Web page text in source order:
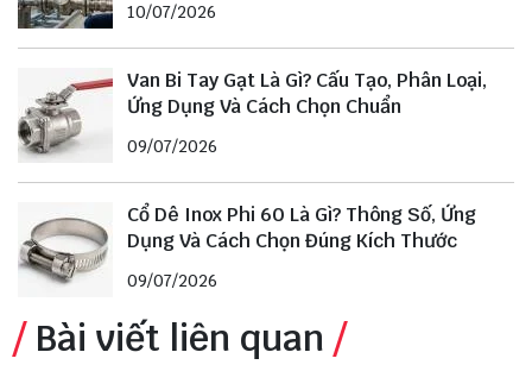
10/07/2026
Van Bi Tay Gạt Là Gì? Cấu Tạo, Phân Loại,
Ứng Dụng Và Cách Chọn Chuẩn
09/07/2026
Cổ Dê Inox Phi 60 Là Gì? Thông Số, Ứng
Dụng Và Cách Chọn Đúng Kích Thước
09/07/2026
Bài viết liên quan